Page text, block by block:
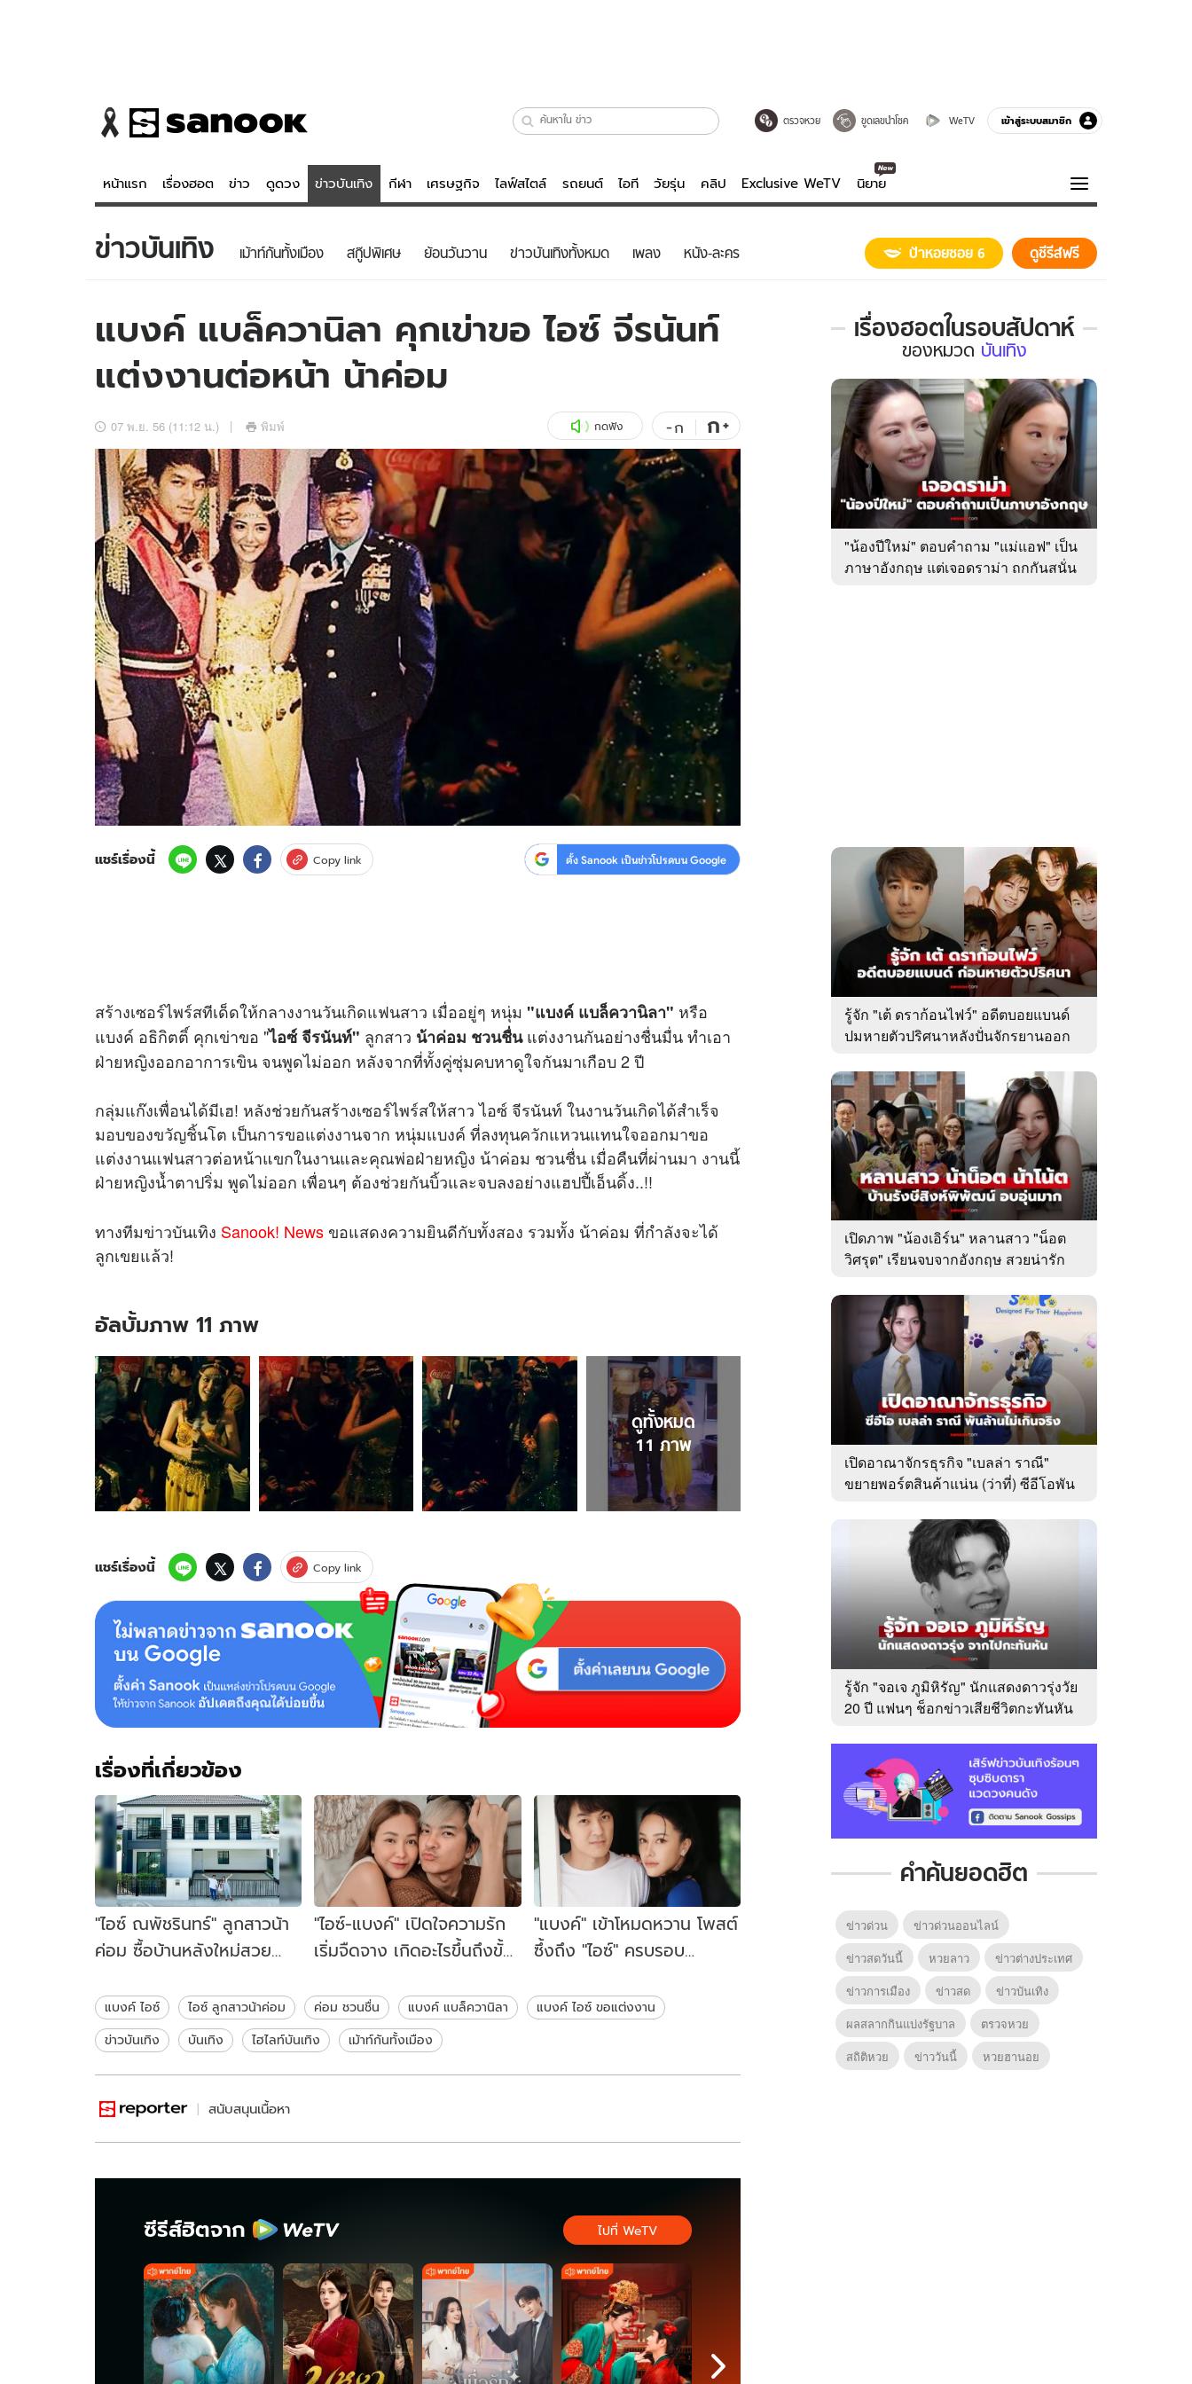
ตรวจหวย ขูดเลขนำโชค WeTV เข้าสู่ระบบสมาชิก
หน้าแรก เรื่องฮอต ข่าว ดูดวง ข่าวบันเทิง กีฬา เศรษฐกิจ ไลฟ์สไตล์ รถยนต์ ไอที วัยรุ่น คลิป Exclusive WeTV นิยาย
ข่าว
ข่าวบันเทิง
ข่าวกีฬา
ข่าวเศรษฐกิจ
อัปเดตจีน
เช็กข่าวชัวร์
ดูดวง - ตรวจหวย
สถิติหวยไทย
หวยลาว
ไลฟ์สไตล์
วัยรุ่น
สุขภาพ
เที่ยว-กิน
Tasteful Thailand
Sanook Choice
บันเทิงครบรส
ดูทีวี
WeTV
Exclusive WeTV
นิยาย
ความรู้รอบตัว
ฮาวทู
ดาวน์โหลดสนุกแอปฟรี ติดตามสนุกโซเชียลได้ที่
สงวนลิขสิทธิ์ ©2569บริษัท อิมเมจ ฟิวเจอร์ (ประเทศไทย) จำกัด
ข่าวบันเทิง เม้าท์กันทั้งเมือง สกู๊ปพิเศษ ย้อนวันวาน ข่าวบันเทิงทั้งหมด เพลง หนัง-ละคร ป้าหอยซอย 6 ดูซีรีส์ฟรี
แบงค์ แบล็ควานิลา คุกเข่าขอ ไอซ์ จีรนันท์
แต่งงานต่อหน้า น้าค่อม
07 พ.ย. 56 (11:12 น.) พิมพ์ กดฟัง -ก ก+
แชร์เรื่องนี้ Copy link ตั้ง Sanook เป็นข่าวโปรดบน Google
สร้างเซอร์ไพร์สทีเด็ดให้กลางงานวันเกิดแฟนสาว เมื่ออยู่ๆ หนุ่ม "แบงค์ แบล็ควานิลา" หรือ
แบงค์ อธิกิตติ์ คุกเข่าขอ "ไอซ์ จีรนันท์" ลูกสาว น้าค่อม ชวนชื่นแต่งงานกันอย่างชื่นมื่น ทำเอา
ฝ่ายหญิงออกอาการเขิน จนพูดไม่ออก หลังจากที่ทั้งคู่ซุ่มคบหาดูใจกันมาเกือบ 2 ปี
กลุ่มแก๊งเพื่อนได้มีเฮ! หลังช่วยกันสร้างเซอร์ไพร์สให้สาว ไอซ์ จีรนันท์ ในงานวันเกิดได้สำเร็จ
มอบของขวัญชิ้นโต เป็นการขอแต่งงานจาก หนุ่มแบงค์ ที่ลงทุนควักแหวนแทนใจออกมาขอ
แต่งงานแฟนสาวต่อหน้าแขกในงานและคุณพ่อฝ่ายหญิง น้าค่อม ชวนชื่น เมื่อคืนที่ผ่านมา งานนี้
ฝ่ายหญิงน้ำตาปริ่ม พูดไม่ออก เพื่อนๆ ต้องช่วยกันบิ้วและจบลงอย่างแฮปปี้เอ็นดิ้ง..!!
ทางทีมข่าวบันเทิง Sanook! News ขอแสดงความยินดีกับทั้งสอง รวมทั้ง น้าค่อม ที่กำลังจะได้
ลูกเขยแล้ว!
อัลบั้มภาพ 11 ภาพ
อัลบั้ม
ภาพ
11
ภาพ
ของ
แบ
ล็
ควานิ
ขอ
จี
รนันท์
แต่งงาน
หน้า
ค่อม
ดูทั้งหมด
11 ภาพ
แชร์เรื่องนี้ Copy link
เรื่องที่เกี่ยวข้อง
"ไอซ์ ณพัชรินทร์" ลูกสาวน้า
ค่อม ซื้อบ้านหลังใหม่สวย
"ไอซ์-แบงค์" เปิดใจความรัก
เริ่มจืดจาง เกิดอะไรขึ้นถึงขั้น
"แบงค์" เข้าโหมดหวาน โพสต์
ซึ้งถึง "ไอซ์" ครบรอบ
แล้ว
แบงค์ ไอซ์ ไอซ์ ลูกสาวน้าค่อม ค่อม ชวนชื่น แบงค์ แบล็ควานิลา
แบงค์ ไอซ์ ขอแต่งงาน
ข่าวบันเทิง
บันเทิง ไฮไลท์บันเทิง เม้าท์กันทั้งเมือง
สนับสนุนเนื้อหา
ซีรีส์ฮิตจาก ไปที่ WeTV
เรื่องฮอตในรอบสัปดาห์
เรื่อง
ใน
รอบ
สัปดาห์
ของ
หมวด
บันเทิง
ของหมวด บันเทิง
"น้องปีใหม่" ตอบคำถาม "แม่แอฟ" เป็น
ภาษาอังกฤษ แต่เจอดราม่า ถกกันสนั่น
รู้จัก "เต้ ดราก้อนไฟว์" อดีตบอยแบนด์
ปมหายตัวปริศนาหลังปั่นจักรยานออก
เปิดภาพ "น้องเอิร์น" หลานสาว "น็อต
วิศรุต" เรียนจบจากอังกฤษ สวยน่ารัก
เปิดอาณาจักรธุรกิจ "เบลล่า ราณี"
ขยายพอร์ตสินค้าแน่น (ว่าที่) ซีอีโอพัน
รู้จัก "จอเจ ภูมิหิรัญ" นักแสดงดาวรุ่งวัย
20 ปี แฟนๆ ช็อกข่าวเสียชีวิตกะทันหัน
คำค้นยอดฮิต
ข่าวด่วน
ข่าวด่วนออนไลน์
ข่าวสดวันนี้
หวยลาว
ข่าวต่างประเทศ
ข่าวการเมือง
ข่าวสด
ข่าวบันเทิง
ผลสลากกินแบ่งรัฐบาล
ตรวจหวย
สถิติหวย
ข่าววันนี้ หวยฮานอย